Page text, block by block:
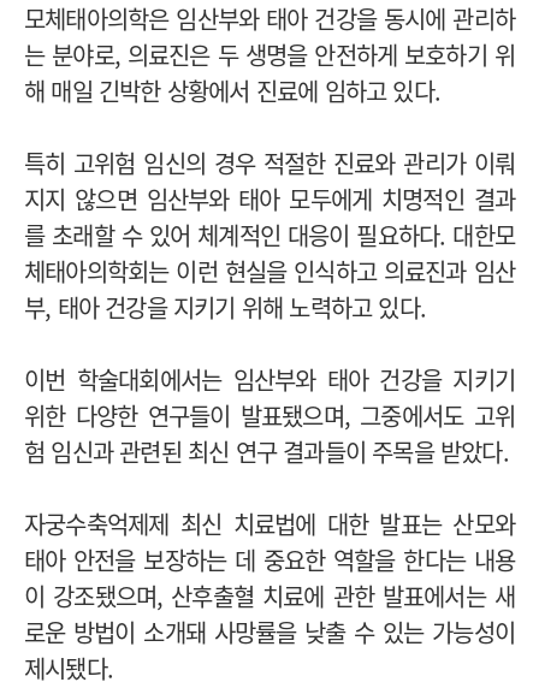
모체태아의학은 임산부와 태아 건강을 동시에 관리하
는 분야로, 의료진은 두 생명을 안전하게 보호하기 위
해 매일 긴박한 상황에서 진료에 임하고 있다.
특히 고위험 임신의 경우 적절한 진료와 관리가 이뤄
지지 않으면 임산부와 태아 모두에게 치명적인 결과
를 초래할 수 있어 체계적인 대응이 필요하다. 대한모
체태아의학회는 이런 현실을 인식하고 의료진과 임산
부, 태아 건강을 지키기 위해 노력하고 있다.
이번 학술대회에서는 임산부와 태아 건강을 지키기
위한 다양한 연구들이 발표됐으며, 그중에서도 고위
험 임신과 관련된 최신 연구 결과들이 주목을 받았다.
자궁수축억제제 최신 치료법에 대한 발표는 산모와
태아 안전을 보장하는 데 중요한 역할을 한다는 내용
이 강조됐으며, 산후출혈 치료에 관한 발표에서는 새
로운 방법이 소개돼 사망률을 낮출 수 있는 가능성이
제시됐다.